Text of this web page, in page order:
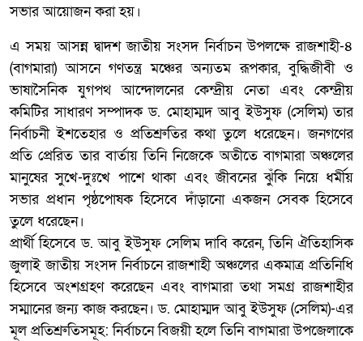
সভার আয়োজন করা হয়।
এ সময় ​আসন্ন দ্বাদশ জাতীয় সংসদ নির্বাচন উপলক্ষে রাজশাহী-৪
(বাগমারা) আসনে গণতন্ত্র মঞ্চের অন্যতম রূপকার, বুদ্ধিজীবী ও
ভাষাসৈনিক যুগপথ আন্দোলনের কেন্দ্রীয় নেতা এবং কেন্দ্রীয়
কমিটির সাধারণ সম্পাদক ড. মোহাম্মদ আবু ইউসুফ (সেলিম) তার
নির্বাচনী ইশতেহার ও প্রতিশ্রুতির কথা তুলে ধরেছেন। জনগণের
প্রতি প্রেরিত তার বার্তায় তিনি নিজেকে অতীতে বাগমারা অঞ্চলের
মানুষের সুখে-দুঃখে পাশে থাকা এবং জীবনের ঝুঁকি নিয়ে ধর্মীয়
সভার প্রধান পৃষ্ঠপোষক হিসেবে দাঁড়ানো একজন সেবক হিসেবে
তুলে ধরেছেন।
​প্রার্থী হিসেবে ড. আবু ইউসুফ সেলিম দাবি করেন, তিনি ঐতিহাসিক
জুলাই জাতীয় সংসদ নির্বাচনে রাজশাহী অঞ্চলের একমাত্র প্রতিনিধি
হিসেবে অংশগ্রহণ করেছেন এবং বাগমারা তথা সমগ্র রাজশাহীর
সম্মানের জন্য কাজ করছেন। ড. মোহাম্মদ আবু ইউসুফ (সেলিম)-এর
মূল প্রতিশ্রুতিসমূহ: নির্বাচনে বিজয়ী হলে তিনি বাগমারা উপজেলাকে